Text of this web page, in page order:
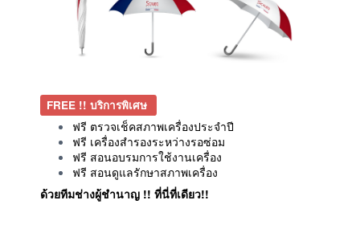
FREE !! บริการพิเศษ
ฟรี ตรวจเช็คสภาพเครื่องประจำปี
ฟรี เครื่องสำรองระหว่างรอซ่อม
ฟรี สอนอบรมการใช้งานเครื่อง
ฟรี สอนดูแลรักษาสภาพเครื่อง
ด้วยทีมช่างผู้ชำนาญ !! ที่นี่ที่เดียว!!